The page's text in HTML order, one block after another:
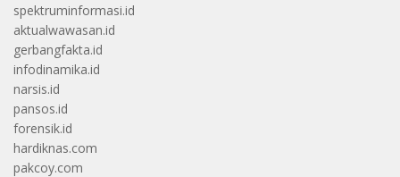
spektruminformasi.id
aktualwawasan.id
gerbangfakta.id
infodinamika.id
narsis.id
pansos.id
forensik.id
hardiknas.com
pakcoy.com